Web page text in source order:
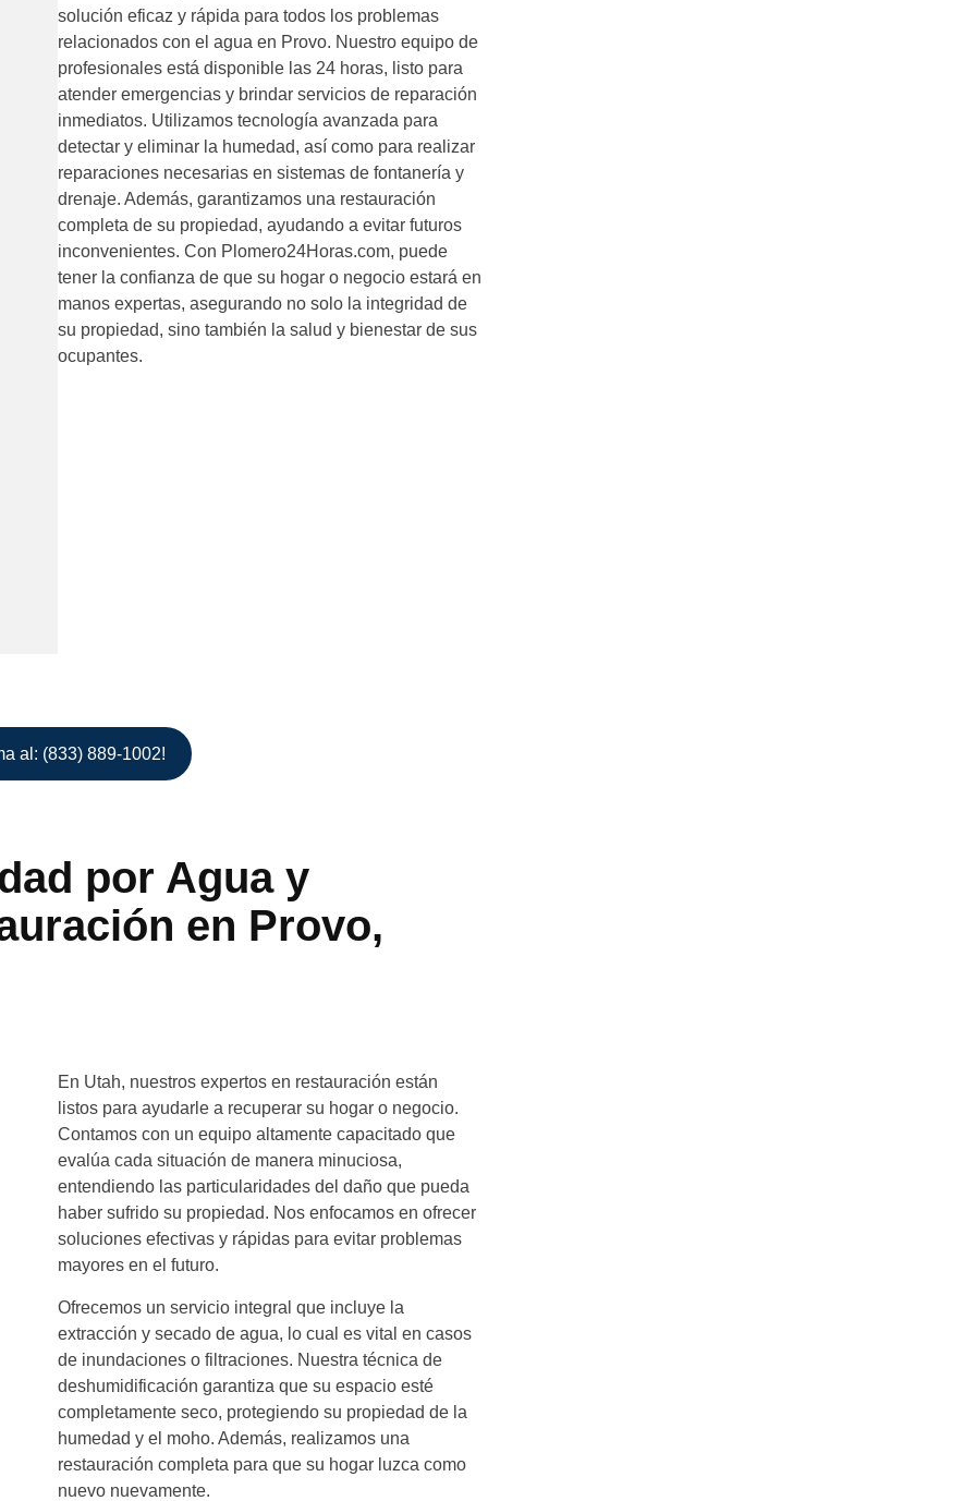
solución eficaz y rápida para todos los problemas
relacionados con el agua en Provo. Nuestro equipo de
profesionales está disponible las 24 horas, listo para
atender emergencias y brindar servicios de reparación
inmediatos. Utilizamos tecnología avanzada para
detectar y eliminar la humedad, así como para realizar
reparaciones necesarias en sistemas de fontanería y
drenaje. Además, garantizamos una restauración
completa de su propiedad, ayudando a evitar futuros
inconvenientes. Con Plomero24Horas.com, puede
tener la confianza de que su hogar o negocio estará en
manos expertas, asegurando no solo la integridad de
su propiedad, sino también la salud y bienestar de sus
ocupantes.
al: (833) 889-1002!
por Agua y
en Provo,
En Utah, nuestros expertos en restauración están
listos para ayudarle a recuperar su hogar o negocio.
Contamos con un equipo altamente capacitado que
evalúa cada situación de manera minuciosa,
entendiendo las particularidades del daño que pueda
haber sufrido su propiedad. Nos enfocamos en ofrecer
soluciones efectivas y rápidas para evitar problemas
mayores en el futuro.
Ofrecemos un servicio integral que incluye la
extracción y secado de agua, lo cual es vital en casos
de inundaciones o filtraciones. Nuestra técnica de
deshumidificación garantiza que su espacio esté
completamente seco, protegiendo su propiedad de la
humedad y el moho. Además, realizamos una
restauración completa para que su hogar luzca como
nuevo nuevamente.